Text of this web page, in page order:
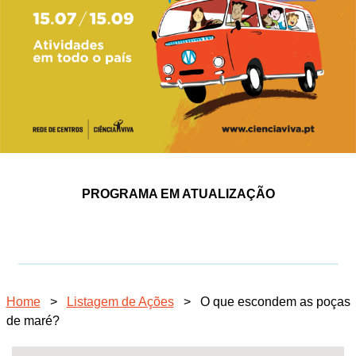
PROGRAMA EM ATUALIZAÇÃO
Home > Listagem de Ações >
O que escondem as poças
de maré?